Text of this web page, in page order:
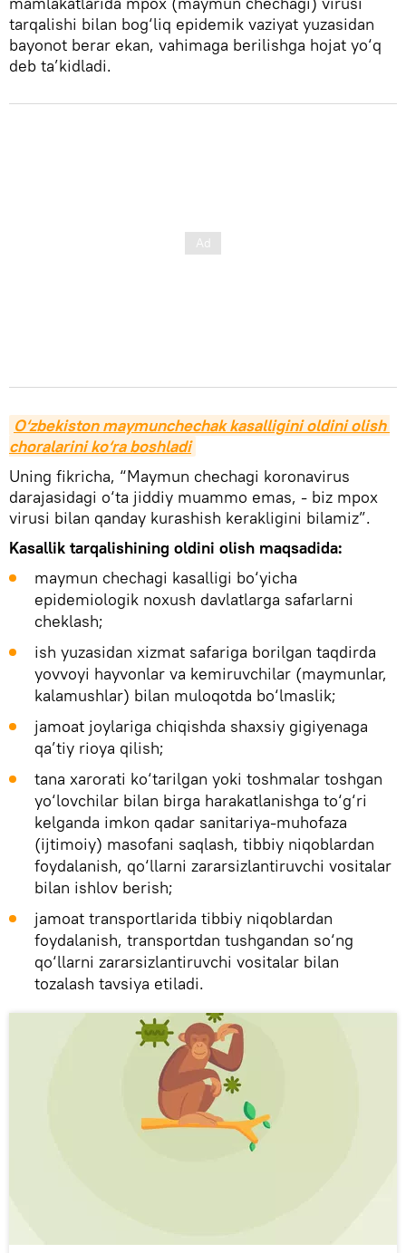
tarqalishi bilan bog‘liq epidemik vaziyat yuzasidan
bayonot berar ekan, vahimaga berilishga hojat yo‘q
deb ta’kidladi.
O‘zbekiston maymunchechak kasalligini oldini olish
choralarini ko‘ra boshladi
Uning fikricha, “Maymun chechagi koronavirus
darajasidagi o‘ta jiddiy muammo emas, - biz mpox
virusi bilan qanday kurashish kerakligini bilamiz”.
Kasallik tarqalishining oldini olish maqsadida:
maymun chechagi kasalligi bo‘yicha
epidemiologik noxush davlatlarga safarlarni
cheklash;
ish yuzasidan xizmat safariga borilgan taqdirda
yovvoyi hayvonlar va kemiruvchilar (maymunlar,
kalamushlar) bilan muloqotda bo‘lmaslik;
jamoat joylariga chiqishda shaxsiy gigiyenaga
qa’tiy rioya qilish;
tana xarorati ko‘tarilgan yoki toshmalar toshgan
yo‘lovchilar bilan birga harakatlanishga to‘g‘ri
kelganda imkon qadar sanitariya-muhofaza
(ijtimoiy) masofani saqlash, tibbiy niqoblardan
foydalanish, qo‘llarni zararsizlantiruvchi vositalar
bilan ishlov berish;
jamoat transportlarida tibbiy niqoblardan
foydalanish, transportdan tushgandan so‘ng
qo‘llarni zararsizlantiruvchi vositalar bilan
tozalash tavsiya etiladi.